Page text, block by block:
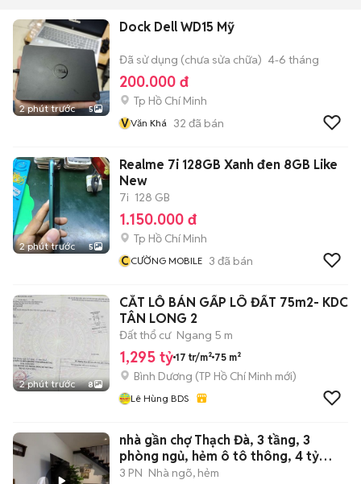
2 phút trước 5
Dock Dell WD15 Mỹ
Đã sử dụng (chưa sửa chữa) 4-6 tháng
200.000 đ
Tp Hồ Chí Minh
VVăn Khá 32 đã bán
2 phút trước 5
Realme 7i 128GB Xanh đen 8GB Like
New
7i 128 GB
1.150.000 đ
Tp Hồ Chí Minh
CCƯỜNG MOBILE 3 đã bán
2 phút trước 8
CẮT LỖ BÁN GẤP LÔ ĐẤT 75m2- KDC
TÂN LONG 2
Đất thổ cư Ngang 5 m
1,295 tỷ 17 tr/m² 75 m²
Bình Dương (TP Hồ Chí Minh mới)
Lê Hùng BDS
nhà gần chợ Thạch Đà, 3 tầng, 3
phòng ngủ, hẻm ô tô thông, 4 tỷ
nhỉnh
3 PN Nhà ngõ, hẻm